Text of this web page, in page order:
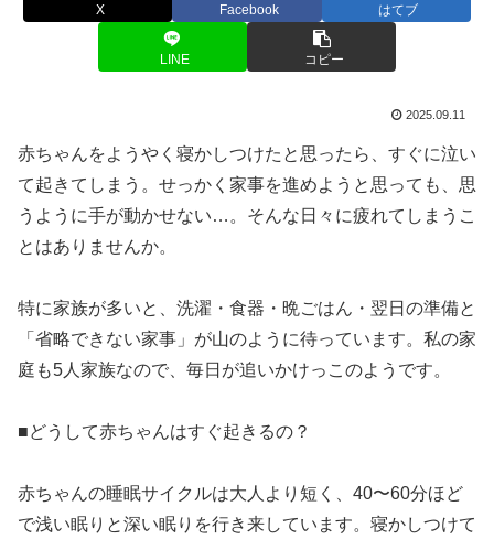
X Facebook はてブ
LINE コピー
2025.09.11
赤ちゃんをようやく寝かしつけたと思ったら、すぐに泣い
て起きてしまう。せっかく家事を進めようと思っても、思
うように手が動かせない…。そんな日々に疲れてしまうこ
とはありませんか。
特に家族が多いと、洗濯・食器・晩ごはん・翌日の準備と
「省略できない家事」が山のように待っています。私の家
庭も5人家族なので、毎日が追いかけっこのようです。
■どうして赤ちゃんはすぐ起きるの？
赤ちゃんの睡眠サイクルは大人より短く、40〜60分ほど
で浅い眠りと深い眠りを行き来しています。寝かしつけて